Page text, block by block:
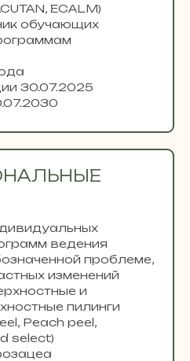
ECALM)
обучающих
30.07.2025
ведения
проблеме,
изменений
и
пилинги
Peach peel,
select)